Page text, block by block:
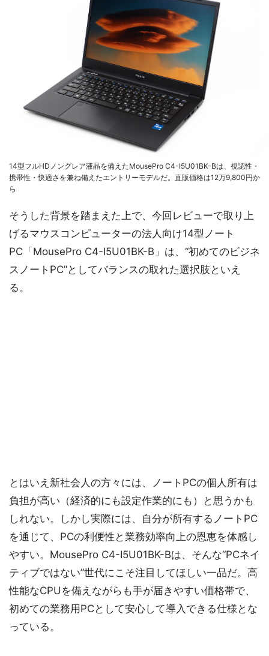
14型フルHDノングレア液晶を備えたMousePro C4-I5U01BK-Bは、視認性・
携帯性・快適さを兼ね備えたエントリーモデルだ。直販価格は12万9,800円か
ら
そうした背景を踏まえた上で、今回レビューで取り上
げるマウスコンピューターの法人向け14型ノート
PC「MousePro C4-I5U01BK-B」は、“初めてのビジネ
スノートPC”としてバランスの取れた選択肢といえ
る。
とはいえ新社会人の方々には、ノートPCの個人所有は
負担が高い（経済的にも設定作業的にも）と思うかも
しれない。しかし実際には、自分が所有するノートPC
を通じて、PCの利便性と業務効率向上の恩恵を体感し
やすい。MousePro C4-I5U01BK-Bは、そんな“PCネイ
ティブではない”世代にこそ注目してほしい一品だ。高
性能なCPUを備えながらも手が届きやすい価格帯で、
初めての業務用PCとして安心して導入できる仕様とな
っている。